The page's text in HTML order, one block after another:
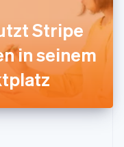
Stripe
in seinem